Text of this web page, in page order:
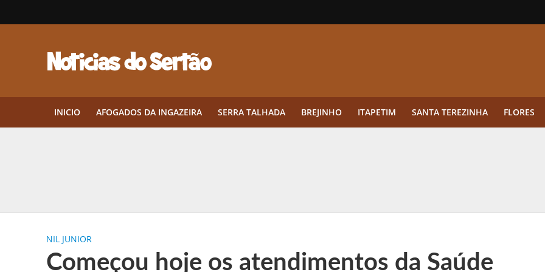
INICIO AFOGADOS DA INGAZEIRA SERRA TALHADA BREJINHO ITAPETIM SANTA TEREZINHA FLORES
Twin lança torneio semanal “Mestres das Rodadas” focado em multiplicadores
NIL JUNIOR
Começou hoje os atendimentos da Saúde